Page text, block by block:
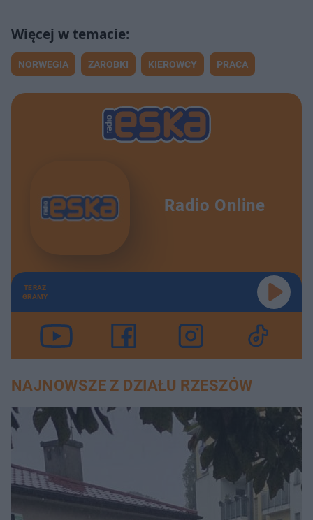
NORWEGIA ZAROBKI KIEROWCY PRACA
Radio Online
TERAZ
GRAMY
NAJNOWSZE Z DZIAŁU RZESZÓW